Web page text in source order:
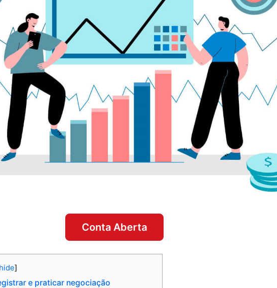
Conta Aberta
]
e praticar negociação